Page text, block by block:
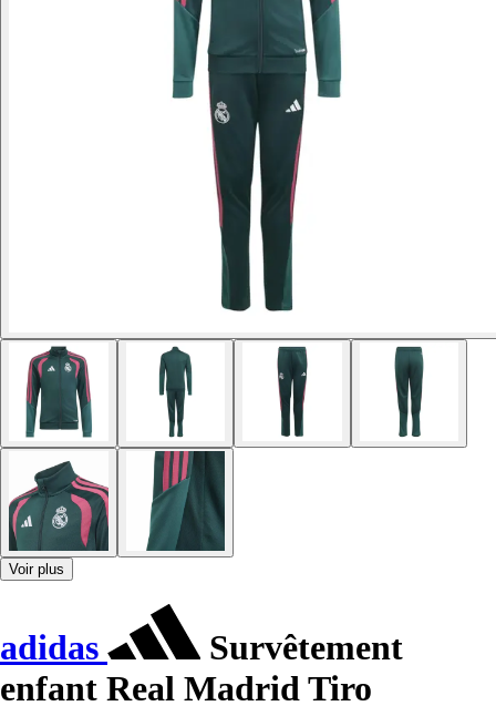
Voir plus
adidas
Survêtement
enfant Real Madrid Tiro